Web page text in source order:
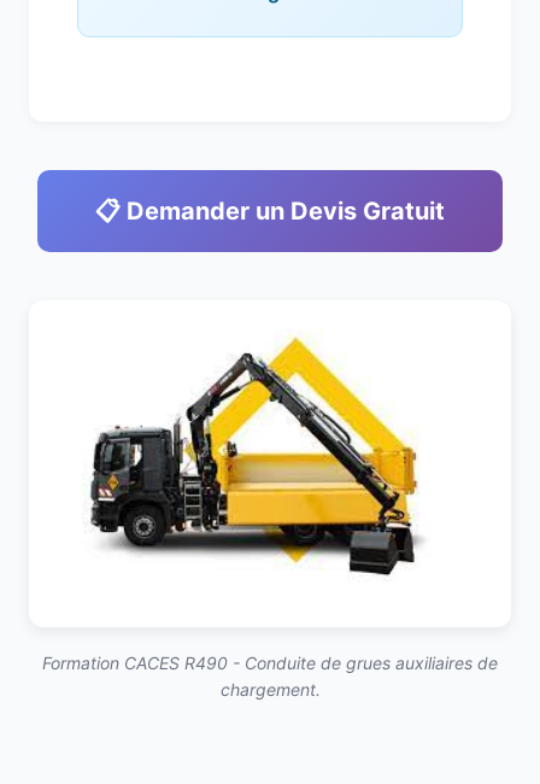
📋 Demander un Devis Gratuit
Formation CACES R490 - Conduite de grues auxiliaires de
chargement.